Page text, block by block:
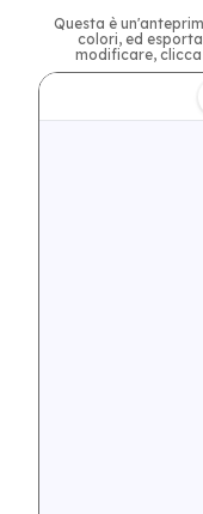
Questa è
colori, ed
modificare,